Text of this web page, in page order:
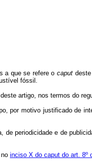
a que se refere o caput
fóssil.
deste artigo, nos termos do
por motivo justificado de
periodicidade e de
inciso X do caput do art. 8º